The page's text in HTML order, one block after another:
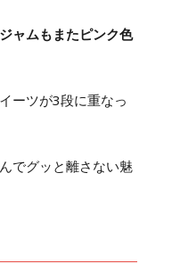
ャムもまたピンク色
ーツが3段に重なっ
でグッと離さない魅